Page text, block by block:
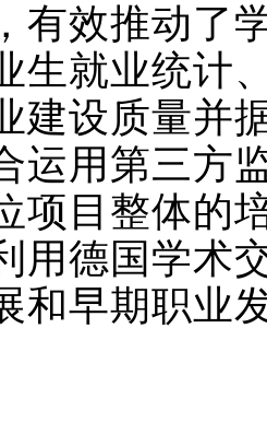
有效推动了
生就业统计
建设质量并
运用第三方
项目整体的
用德国学术
和早期职业